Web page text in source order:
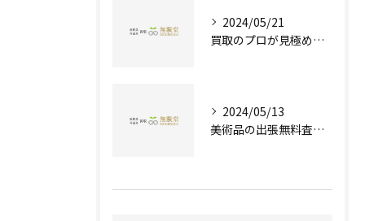
2024/05/21
買取のプロが見極める！骨董品の価値と査定とは？
2024/05/13
美術品の出張無料査定 | 一万点以上の実績で信頼の骨董品買取専門店